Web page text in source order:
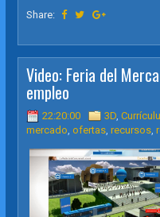
Share:
Video: Feria del
empleo
22:20:00 3D,
mercado, ofertas, recursos,